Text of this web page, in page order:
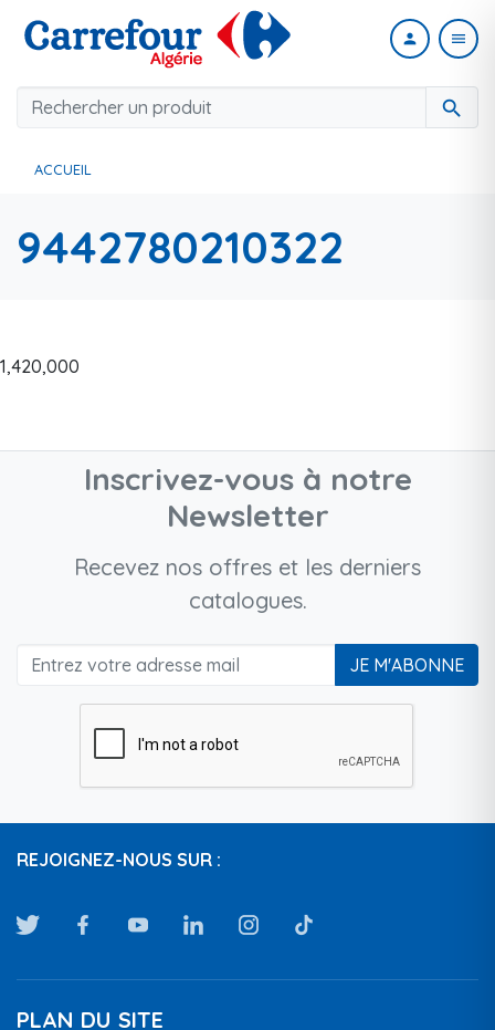
search
person menu
ACCUEIL
9442780210322
1,420,000
Inscrivez-vous à notre
Newsletter
Recevez nos offres et les derniers
catalogues.
JE M'ABONNE
REJOIGNEZ-NOUS SUR :
PLAN DU SITE